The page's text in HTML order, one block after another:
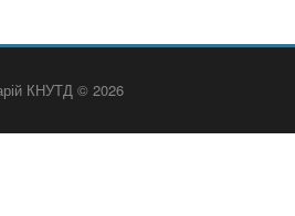
КНУТД © 2026